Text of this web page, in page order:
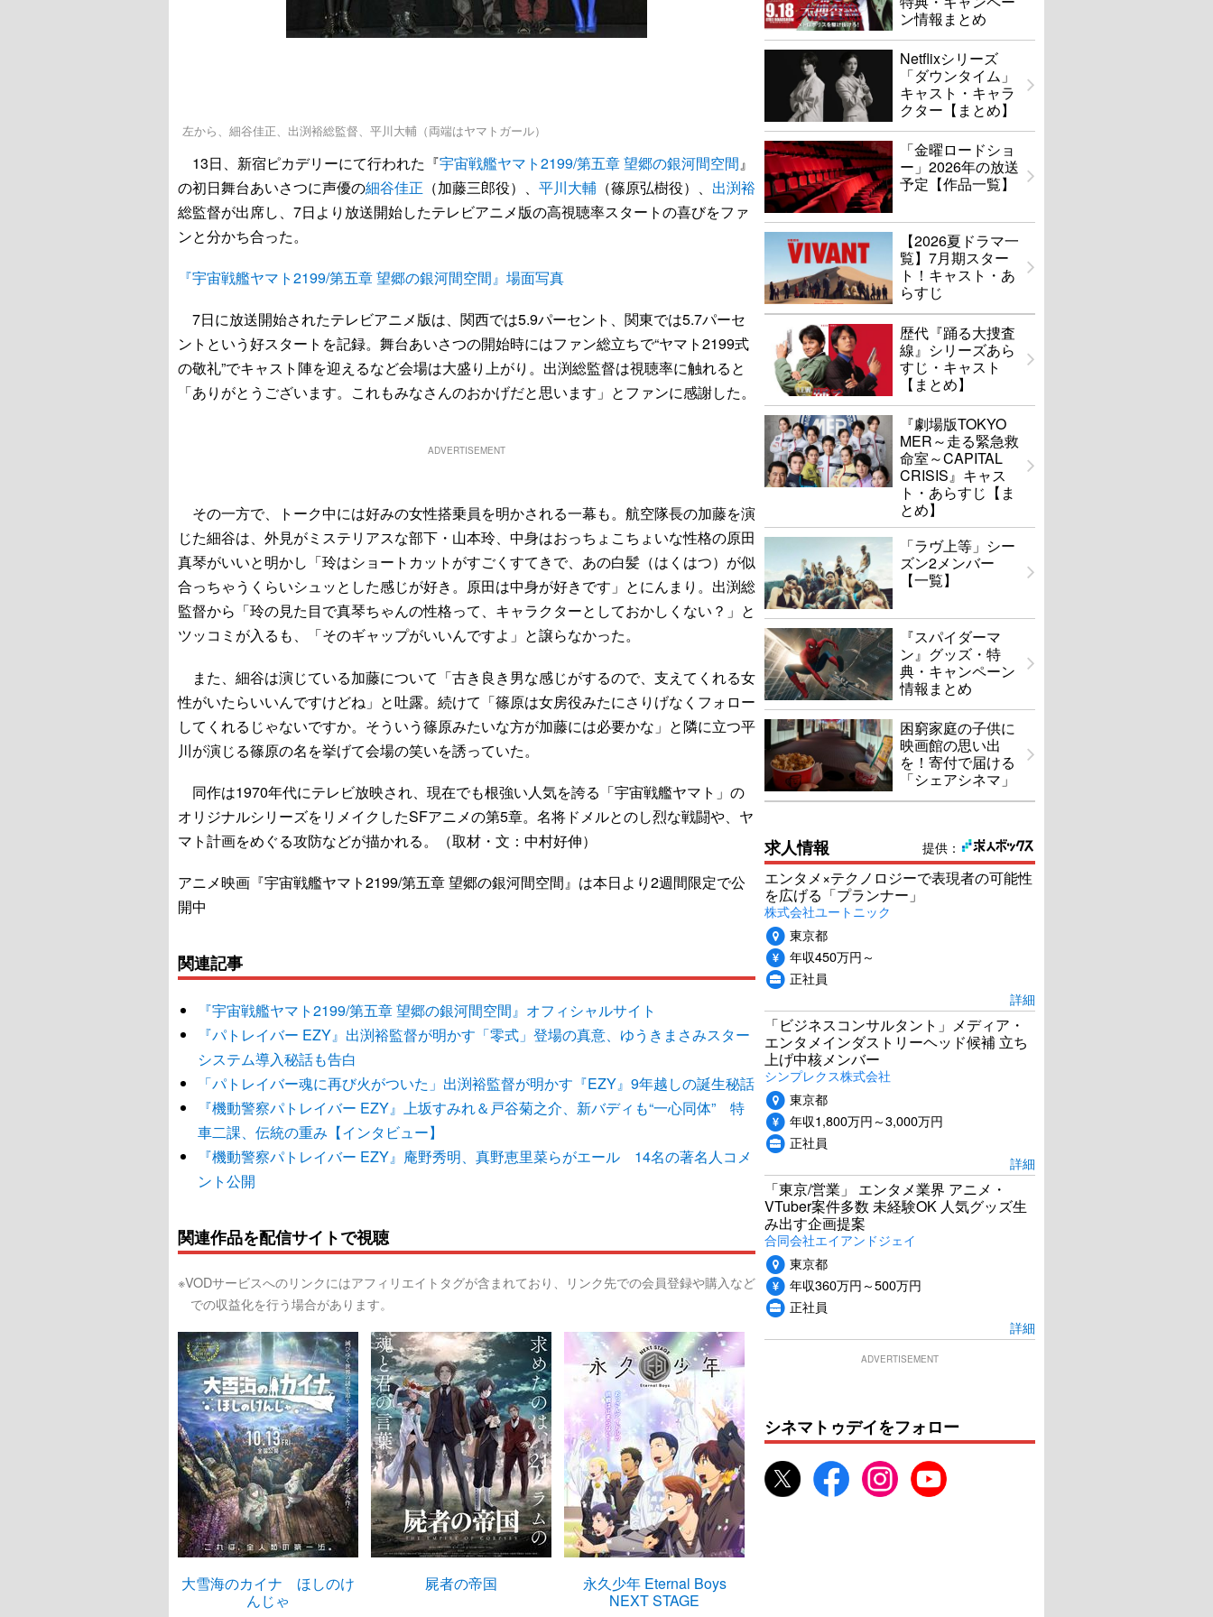
左から、細谷佳正、出渕裕総監督、平川大輔（両端はヤマトガール）
13日、新宿ピカデリーにて行われた『宇宙戦艦ヤマト2199/第五章 望郷の銀河間空間』
の初日舞台あいさつに声優の細谷佳正 （加藤三郎役）、 平川大輔 （篠原弘樹役）、 出渕裕
総監督が出席し、7日より放送開始したテレビアニメ版の高視聴率スタートの喜びをファ
ンと分かち合った。
『宇宙戦艦ヤマト2199/第五章 望郷の銀河間空間』場面写真
7日に放送開始されたテレビアニメ版は、関西では5.9パーセント、関東では5.7パーセ
ントという好スタートを記録。舞台あいさつの開始時にはファン総立ちで“ヤマト2199式
の敬礼”でキャスト陣を迎えるなど会場は大盛り上がり。出渕総監督は視聴率に触れると
「ありがとうございます。これもみなさんのおかげだと思います」とファンに感謝した。
ADVERTISEMENT
その一方で、トーク中には好みの女性搭乗員を明かされる一幕も。航空隊長の加藤を演
じた細谷は、外見がミステリアスな部下・山本玲、中身はおっちょこちょいな性格の原田
真琴がいいと明かし「玲はショートカットがすごくすてきで、あの白髪（はくはつ）が似
合っちゃうくらいシュッとした感じが好き。原田は中身が好きです」とにんまり。出渕総
監督から「玲の見た目で真琴ちゃんの性格って、キャラクターとしておかしくない？」と
ツッコミが入るも、「そのギャップがいいんですよ」と譲らなかった。
また、細谷は演じている加藤について「古き良き男な感じがするので、支えてくれる女
性がいたらいいんですけどね」と吐露。続けて「篠原は女房役みたにさりげなくフォロー
してくれるじゃないですか。そういう篠原みたいな方が加藤には必要かな」と隣に立つ平
川が演じる篠原の名を挙げて会場の笑いを誘っていた。
同作は1970年代にテレビ放映され、現在でも根強い人気を誇る「宇宙戦艦ヤマト」の
オリジナルシリーズをリメイクしたSFアニメの第5章。名将ドメルとのし烈な戦闘や、ヤ
マト計画をめぐる攻防などが描かれる。（取材・文：中村好伸）
アニメ映画『宇宙戦艦ヤマト2199/第五章 望郷の銀河間空間』は本日より2週間限定で公
開中
関連記事
『宇宙戦艦ヤマト2199/第五章 望郷の銀河間空間』オフィシャルサイト
『パトレイバー EZY』出渕裕監督が明かす「零式」登場の真意、ゆうきまさみスター
システム導入秘話も告白
「パトレイバー魂に再び火がついた」出渕裕監督が明かす『EZY』9年越しの誕生秘話
『機動警察パトレイバー EZY』上坂すみれ＆戸谷菊之介、新バディも“一心同体” 特
車二課、伝統の重み【インタビュー】
『機動警察パトレイバー EZY』庵野秀明、真野恵里菜らがエール 14名の著名人コメ
ント公開
関連作品を配信サイトで視聴
※VODサービスへのリンクにはアフィリエイトタグが含まれており、リンク先での会員登録や購入など
での収益化を行う場合があります。
大雪海のカイナ ほしのけ
んじゃ
屍者の帝国
永久少年 Eternal Boys
NEXT STAGE
ン情報まとめ
Netflixシリーズ
「ダウンタイム」
キャスト・キャラ
クター【まとめ】
「金曜ロードショ
ー」2026年の放送
予定【作品一覧】
【2026夏ドラマ一
覧】7月期スター
ト！キャスト・あ
らすじ
歴代『踊る大捜査
線』シリーズあら
すじ・キャスト
【まとめ】
『劇場版TOKYO
MER～走る緊急救
命室～CAPITAL
CRISIS』キャス
ト・あらすじ【ま
とめ】
「ラヴ上等」シー
ズン2メンバー
【一覧】
『スパイダーマ
ン』グッズ・特
典・キャンペーン
情報まとめ
困窮家庭の子供に
映画館の思い出
を！寄付で届ける
「シェアシネマ」
提供：
求人情報
エンタメ×テクノロジーで表現者の可能性
を広げる「プランナー」
株式会社ユートニック
東京都
年収450万円～
正社員
詳細
「ビジネスコンサルタント」メディア・
エンタメインダストリーヘッド候補 立ち
上げ中核メンバー
シンプレクス株式会社
東京都
年収1,800万円～3,000万円
正社員
詳細
「東京/営業」 エンタメ業界 アニメ・
VTuber案件多数 未経験OK 人気グッズ生
み出す企画提案
合同会社エイアンドジェイ
東京都
年収360万円～500万円
正社員
詳細
ADVERTISEMENT
シネマトゥデイをフォロー